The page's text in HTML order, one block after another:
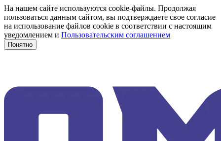
На нашем сайте используются cookie-файлы. Продолжая
пользоваться данным сайтом, вы подтверждаете свое согласие
на использование файлов cookie в соответствии с настоящим
уведомлением и Пользовательским соглашением
Понятно